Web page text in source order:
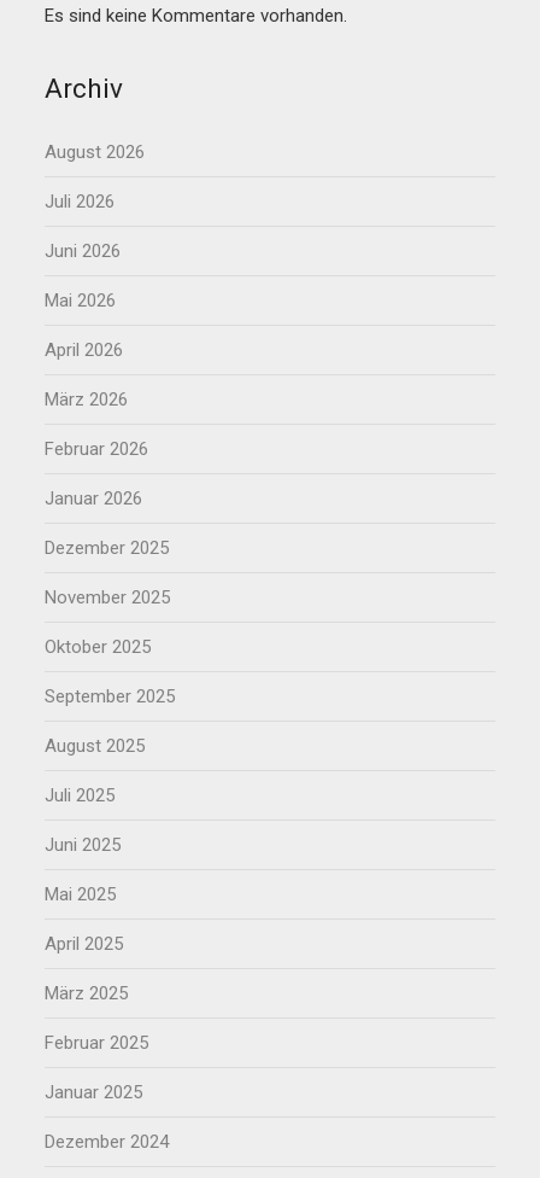
Es sind keine Kommentare vorhanden.
Archiv
August 2026
Juli 2026
Juni 2026
Mai 2026
April 2026
März 2026
Februar 2026
Januar 2026
Dezember 2025
November 2025
Oktober 2025
September 2025
August 2025
Juli 2025
Juni 2025
Mai 2025
April 2025
März 2025
Februar 2025
Januar 2025
Dezember 2024